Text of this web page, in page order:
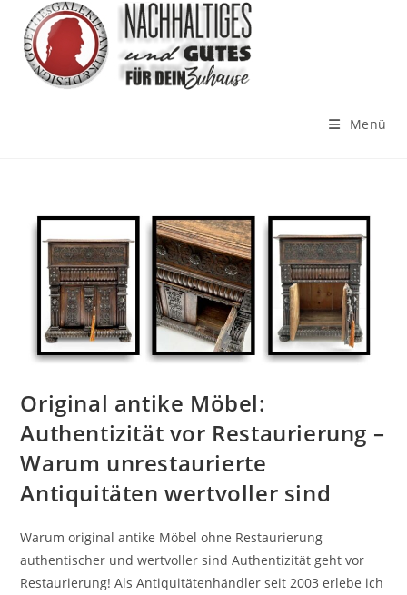
Menü
Original antike Möbel:
Authentizität vor Restaurierung –
Warum unrestaurierte
Antiquitäten wertvoller sind
Warum original antike Möbel ohne Restaurierung
authentischer und wertvoller sind Authentizität geht vor
Restaurierung! Als Antiquitätenhändler seit 2003 erlebe ich